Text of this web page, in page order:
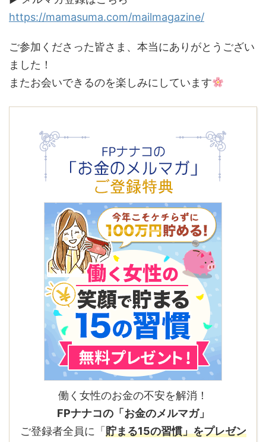
https://mamasuma.com/mailmagazine/
ご参加くださった皆さま、本当にありがとうござい
ました！
またお会いできるのを楽しみにしています
働く女性のお金の不安を解消！
FPナナコの「お金のメルマガ」
ご登録者全員に「 貯まる15の習慣」をプレゼン